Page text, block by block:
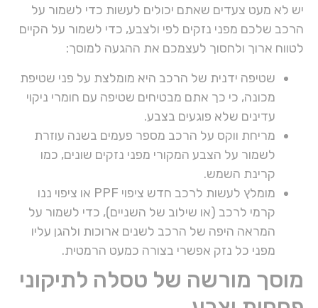
יש לא מעט צעדים שאתם יכולים לעשות כדי לשמור על
הרכב שלכם מפני נזקים לפי ולצבע, כדי לשמור על הקיים
לטווח ארוך ולחסוך לעצמכם את ההגעה למוסך:
שטיפה ידנית של הרכב היא מומלצת על פני שטיפת
מכונה, כי כך אתם מבטיחים שטיפה עם חומרי ניקוי
עדינים שלא פוגעים בצבע.
מריחת ווקס על הרכב מספר פעמים בשנה עוזרת
לשמור על הצבע המקורי מפני נזקים שונים, כמו
קרינת השמש.
מומלץ לעשות לרכב חדש ציפוי PPF או ציפוי ננו
קרמי לרכב (או שילוב של השניים), כדי לשמור על
המראה היפה של הרכב לשנים ארוכות ולהגן עליו
מפני כל נזק אפשרי בצורה כמעט הרמטית.
מוסך מורשה של טסלה לתיקוני